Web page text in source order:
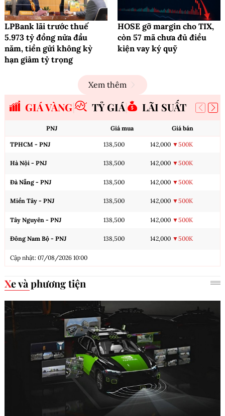
LPBank lãi trước thuế
5.973 tỷ đồng nửa đầu
năm, tiền gửi không kỳ
hạn giảm tỷ trọng
HOSE gỡ margin cho TIX,
còn 57 mã chưa đủ điều
kiện vay ký quỹ
Xem thêm
GIÁ VÀNG TỶ GIÁ LÃI SUẤT
PNJ Giá mua Giá bán
TPHCM - PNJ 138,500 142,000 ▼500K
Hà Nội - PNJ 138,500 142,000 ▼500K
Đà Nẵng - PNJ 138,500 142,000 ▼500K
Miền Tây - PNJ 138,500 142,000 ▼500K
Tây Nguyên - PNJ 138,500 142,000 ▼500K
Đông Nam Bộ - PNJ 138,500 142,000 ▼500K
Cập nhật: 07/08/2026 10:00
Xe và phương tiện